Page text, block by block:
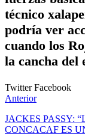
técnico
podría ver
cuando los
la cancha del
TwitterFacebook
Anterior
JACKES PASSY:
CONCACAF ES